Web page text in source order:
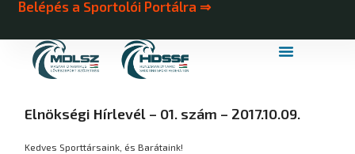
Belépés a Sportolói Portálra ⇒
Elnökségi Hírlevél – 01. szám – 2017.10.09.
Kedves Sporttársaink, és Barátaink!